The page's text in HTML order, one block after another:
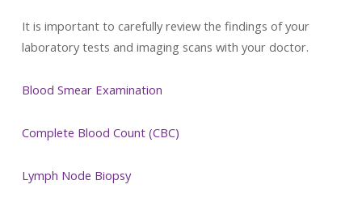
It is important to carefully review the findings of your
laboratory tests and imaging scans with your doctor.
Blood Smear Examination
Complete Blood Count (CBC)
Lymph Node Biopsy